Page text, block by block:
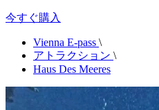
今すぐ購入
Vienna E-pass \
アトラクション \
Haus Des Meeres